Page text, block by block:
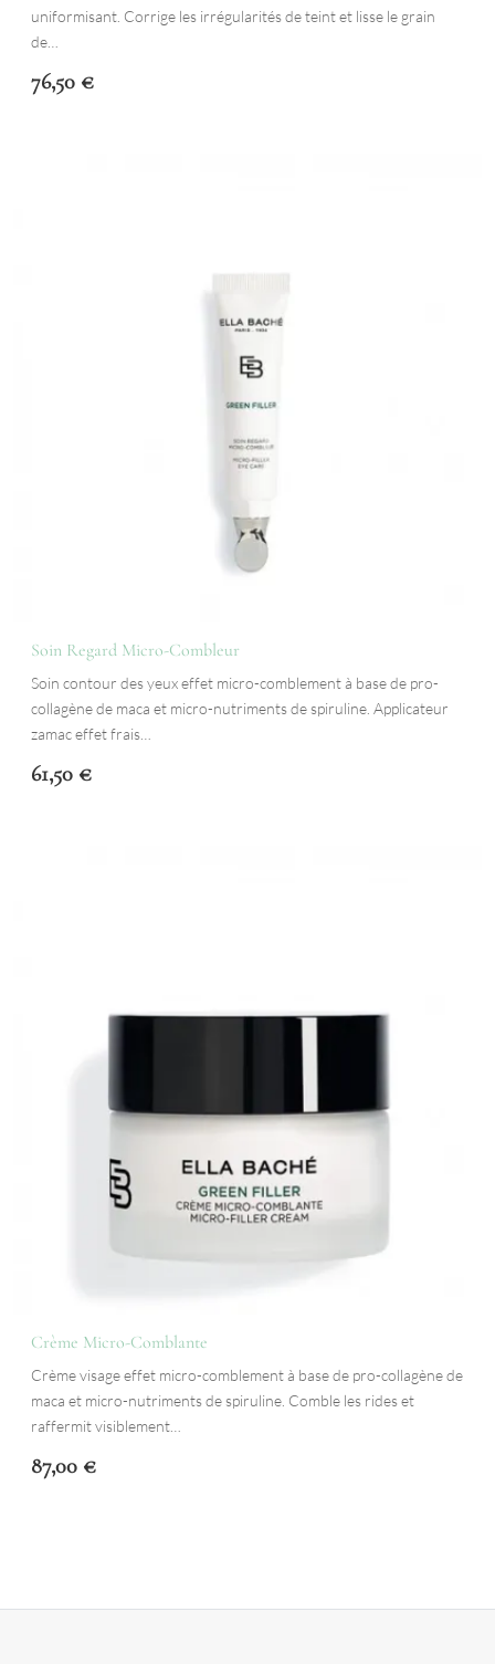
uniformisant. Corrige les irrégularités de teint et lisse le grain
de…
76,50 €
Soin Regard Micro-Combleur
Soin contour des yeux effet micro-comblement à base de pro-
collagène de maca et micro-nutriments de spiruline. Applicateur
zamac effet frais…
61,50 €
Crème Micro-Comblante
Crème visage effet micro-comblement à base de pro-collagène de
maca et micro-nutriments de spiruline. Comble les rides et
raffermit visiblement…
87,00 €